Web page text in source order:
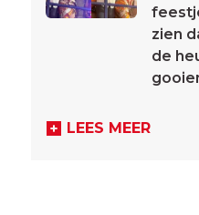
zien
de
LEES MEER